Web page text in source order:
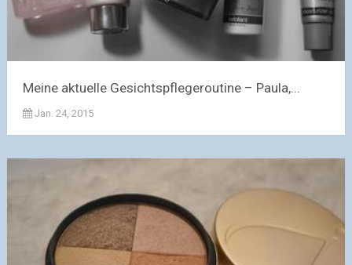
Meine aktuelle Gesichtspflegeroutine – Paula,...
Jan. 24, 2015